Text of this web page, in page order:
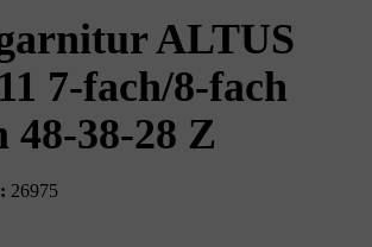
ALTUS
7-fach/8-fach
48-38-28 Z
26975